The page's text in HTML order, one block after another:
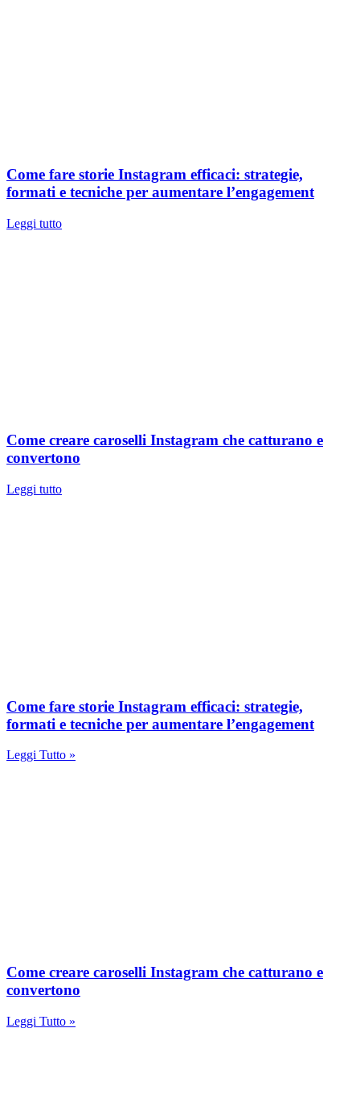
Come fare storie Instagram efficaci: strategie,
formati e tecniche per aumentare l’engagement
Leggi tutto
Come creare caroselli Instagram che catturano e
convertono
Leggi tutto
Come fare storie Instagram efficaci: strategie,
formati e tecniche per aumentare l’engagement
Leggi Tutto »
Come creare caroselli Instagram che catturano e
convertono
Leggi Tutto »